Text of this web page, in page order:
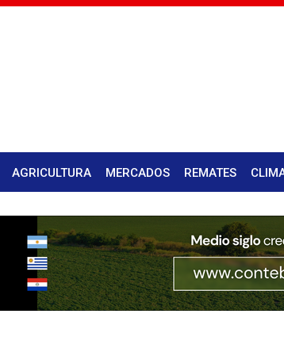
AGRICULTURA MERCADOS REMATES